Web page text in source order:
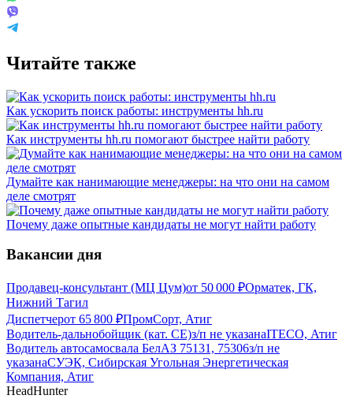
Читайте также
Как ускорить поиск работы: инструменты hh.ru
Как инструменты hh.ru помогают быстрее найти работу
Думайте как нанимающие менеджеры: на что они на самом
деле смотрят
Почему даже опытные кандидаты не могут найти работу
Вакансии дня
Продавец-консультант (МЦ Цум)от 50 000 ₽Орматек, ГК,
Нижний Тагил
Диспетчерот 65 800 ₽ПромCорт, Атиг
Водитель-дальнобойщик (кат. CE)з/п не указанаITECO, Атиг
Водитель автосамосвала БелАЗ 75131, 75306з/п не
указанаСУЭК, Сибирская Угольная Энергетическая
Компания, Атиг
HeadHunter